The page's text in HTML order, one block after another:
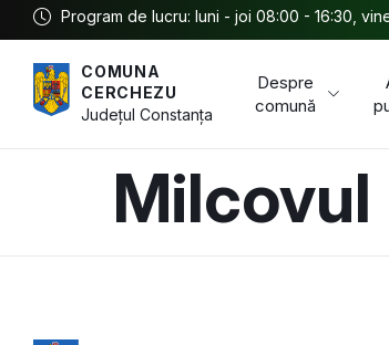
Program de lucru: luni - joi 08:00 - 16:30,
COMUNA
CERCHEZU
JudețulConstanța
Despre
comună
Milcovul